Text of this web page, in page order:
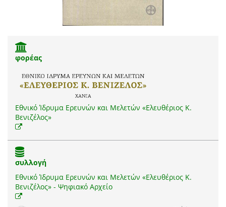
φορέας
Εθνικό Ίδρυμα Ερευνών και Μελετών «Ελευθέριος Κ.
Βενιζέλος»
συλλογή
Εθνικό Ίδρυμα Ερευνών και Μελετών «Ελευθέριος Κ.
Βενιζέλος» - Ψηφιακό Αρχείο